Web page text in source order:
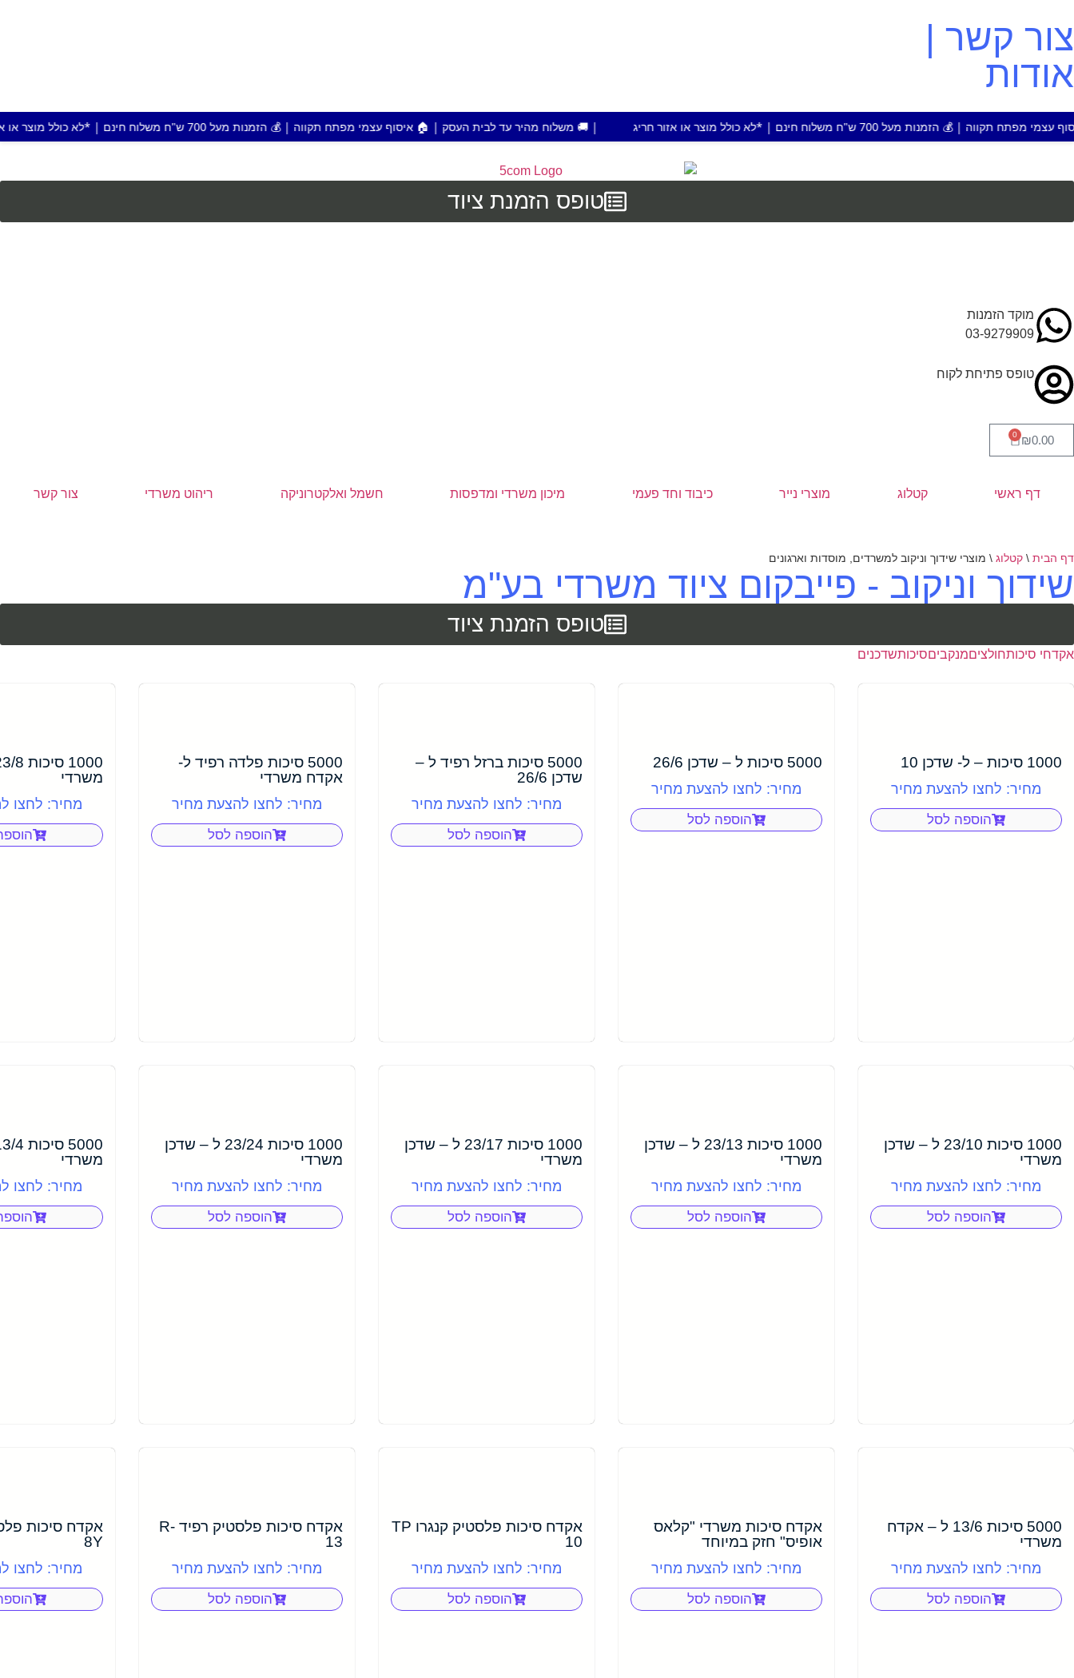
צור קשר |
אודות
700 ש"ח משלוח חינם | *לא כולל מוצר או אזור חריג | 🚚 משלוח מהיר עד לבית העסק | 🏠 איסוף עצמי מפתח תקווה | 💰 הזמנות מעל 700 ש"ח משלוח חינם | *לא כולל מוצר או אזור חריג |
טופס הזמנת ציוד
מוקד הזמנות
03-9279909
טופס פתיחת לקוח
₪0.00
0
דף ראשי קטלוג מוצרי נייר כיבוד וחד פעמי מיכון משרדי ומדפסות חשמל ואלקטרוניקה ריהוט משרדי צור קשר
דף הבית \ קטלוג \ מוצרי שידוך וניקוב למשרדים, מוסדות וארגונים
שידוך וניקוב - פייבקום ציוד משרדי בע"מ
טופס הזמנת ציוד
אקדחי סיכותחולציםמנקביםסיכותשדכנים
1000 סיכות – ל- שדכן 10
מחיר: לחצו להצעת מחיר
הוספה לסל
5000 סיכות ל – שדכן 26/6
מחיר: לחצו להצעת מחיר
הוספה לסל
5000 סיכות ברזל רפיד ל –
שדכן 26/6
מחיר: לחצו להצעת מחיר
הוספה לסל
5000 סיכות פלדה רפיד ל-
אקדח משרדי
מחיר: לחצו להצעת מחיר
הוספה לסל
משרדי
מחיר: לחצו
1000 סיכות 23/10 ל – שדכן
משרדי
מחיר: לחצו להצעת מחיר
הוספה לסל
1000 סיכות 23/13 ל – שדכן
משרדי
מחיר: לחצו להצעת מחיר
הוספה לסל
1000 סיכות 23/17 ל – שדכן
משרדי
מחיר: לחצו להצעת מחיר
הוספה לסל
1000 סיכות 23/24 ל – שדכן
משרדי
מחיר: לחצו להצעת מחיר
הוספה לסל
משרדי
מחיר: לחצו
5000 סיכות 13/6 ל – אקדח
משרדי
מחיר: לחצו להצעת מחיר
הוספה לסל
אקדח סיכות משרדי "קלאס
אופיס" חזק במיוחד
מחיר: לחצו להצעת מחיר
הוספה לסל
אקדח סיכות פלסטיק קנגרו TP
10
מחיר: לחצו להצעת מחיר
הוספה לסל
אקדח סיכות פלסטיק רפיד R-
13
מחיר: לחצו להצעת מחיר
הוספה לסל
8Y
מחיר: לחצו